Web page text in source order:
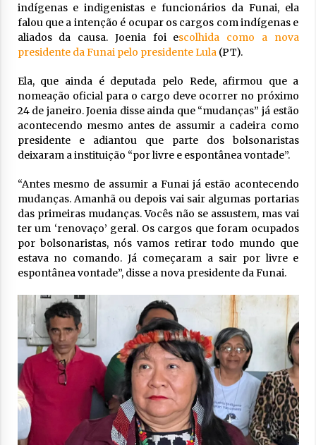
indígenas e indigenistas e funcionários da Funai, ela
falou que a intenção é ocupar os cargos com indígenas e
aliados da causa. Joenia foi escolhida como a nova
presidente da Funai pelo presidente Lula(PT).
Ela, que ainda é deputada pelo Rede, afirmou que a
nomeação oficial para o cargo deve ocorrer no próximo
24 de janeiro. Joenia disse ainda que “mudanças” já estão
acontecendo mesmo antes de assumir a cadeira como
presidente e adiantou que parte dos bolsonaristas
deixaram a instituição “por livre e espontânea vontade”.
“Antes mesmo de assumir a Funai já estão acontecendo
mudanças. Amanhã ou depois vai sair algumas portarias
das primeiras mudanças. Vocês não se assustem, mas vai
ter um ‘renovaço’ geral. Os cargos que foram ocupados
por bolsonaristas, nós vamos retirar todo mundo que
estava no comando. Já começaram a sair por livre e
espontânea vontade”, disse a nova presidente da Funai.